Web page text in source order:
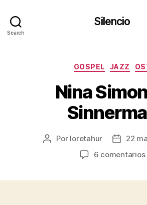
Search
Silencio
GOSPEL JAZZ
Nina
Autor
Por loretahur
Fecha
22
6 comentarios